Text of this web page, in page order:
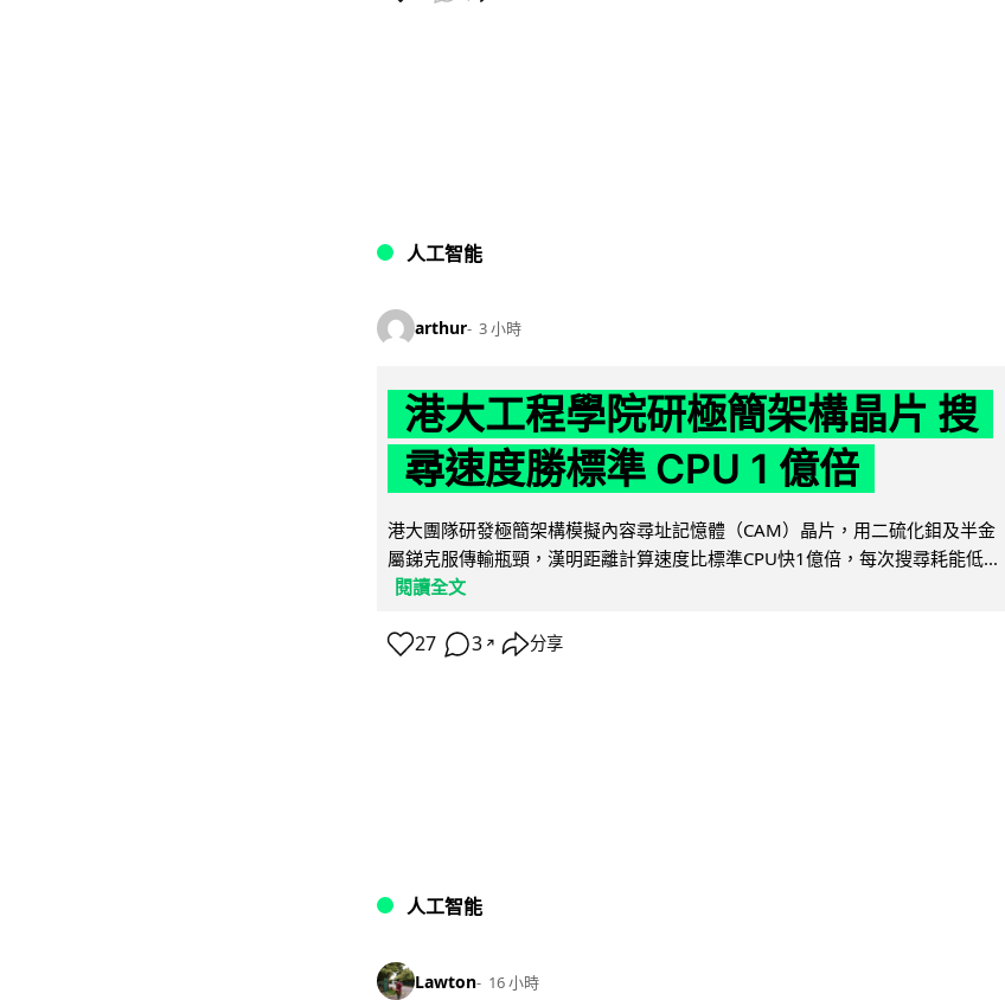
人工智能
arthur 3 小時
港大工程學院研極簡架構晶片 搜
尋速度勝標準 CPU 1 億倍
港大團隊研發極簡架構模擬內容尋址記憶體（CAM）晶片，用二硫化鉬及半金
屬銻克服傳輸瓶頸，漢明距離計算速度比標準CPU快1億倍，每次搜尋耗能低...
閱讀全文
27 3 ↗ 分享
人工智能
Lawton 16 小時